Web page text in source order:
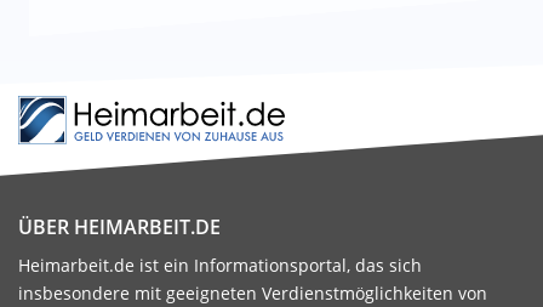
ÜBER HEIMARBEIT.DE
Heimarbeit.de ist ein Informationsportal, das sich
insbesondere mit geeigneten Verdienstmöglichkeiten von